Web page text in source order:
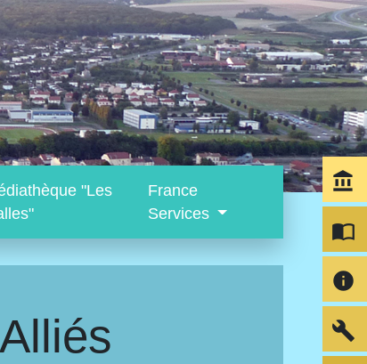
"Les
France
Services
account_balance
import_contacts
info
build